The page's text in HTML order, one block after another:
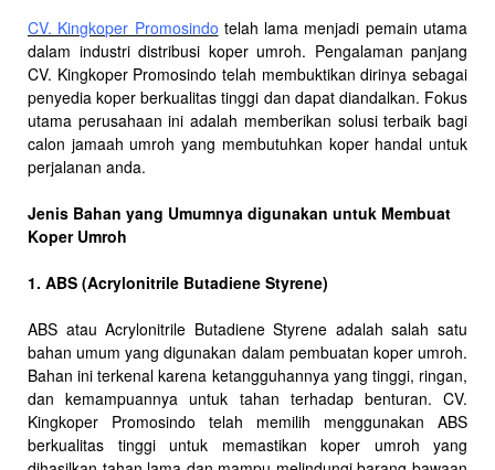
CV. Kingkoper Promosindo telah lama menjadi pemain utama
dalam industri distribusi koper umroh. Pengalaman panjang
CV. Kingkoper Promosindo telah membuktikan dirinya sebagai
penyedia koper berkualitas tinggi dan dapat diandalkan. Fokus
utama perusahaan ini adalah memberikan solusi terbaik bagi
calon jamaah umroh yang membutuhkan koper handal untuk
perjalanan anda.
Jenis Bahan yang Umumnya digunakan untuk Membuat
Koper Umroh
1. ABS (Acrylonitrile Butadiene Styrene)
ABS atau Acrylonitrile Butadiene Styrene adalah salah satu
bahan umum yang digunakan dalam pembuatan koper umroh.
Bahan ini terkenal karena ketangguhannya yang tinggi, ringan,
dan kemampuannya untuk tahan terhadap benturan. CV.
Kingkoper Promosindo telah memilih menggunakan ABS
berkualitas tinggi untuk memastikan koper umroh yang